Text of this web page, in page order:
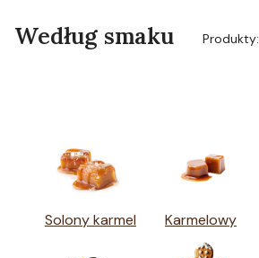
Według smaku Produkty:
Solony karmel Karmelowy